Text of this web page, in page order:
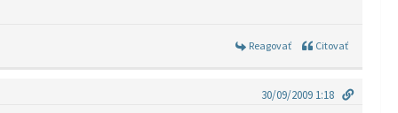
Reagovať Citovať
30/09/2009 1:18